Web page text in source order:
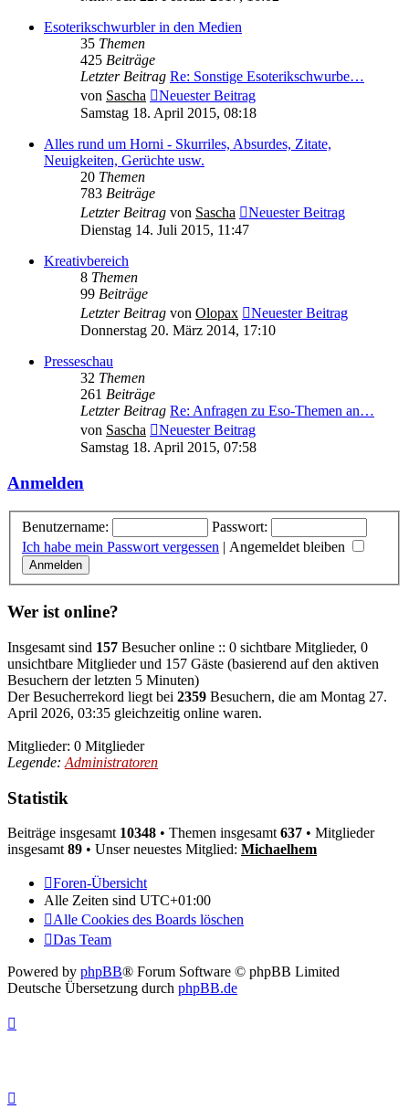
Esoterikschwurbler in den Medien
35 Themen
425 Beiträge
Letzter Beitrag Re: Sonstige Esoterikschwurbe…
von Sascha
Neuester Beitrag
Samstag 18. April 2015, 08:18
Alles rund um Horni - Skurriles, Absurdes, Zitate,
Neuigkeiten, Gerüchte usw.
20 Themen
783 Beiträge
Letzter Beitrag von Sascha
Neuester Beitrag
Dienstag 14. Juli 2015, 11:47
Kreativbereich
8 Themen
99 Beiträge
Letzter Beitrag von Olopax
Neuester Beitrag
Donnerstag 20. März 2014, 17:10
Presseschau
32 Themen
261 Beiträge
Letzter Beitrag Re: Anfragen zu Eso-Themen an…
von Sascha
Neuester Beitrag
Samstag 18. April 2015, 07:58
Anmelden
Benutzername:
Passwort:
Ich habe mein Passwort vergessen | Angemeldet bleiben
Wer ist online?
Insgesamt sind 157 Besucher online :: 0 sichtbare Mitglieder, 0
unsichtbare Mitglieder und 157 Gäste (basierend auf den aktiven
Besuchern der letzten 5 Minuten)
Der Besucherrekord liegt bei 2359 Besuchern, die am Montag 27.
April 2026, 03:35 gleichzeitig online waren.
Mitglieder: 0 Mitglieder
Legende: Administratoren
Statistik
Beiträge insgesamt 10348 • Themen insgesamt 637 • Mitglieder
insgesamt 89 • Unser neuestes Mitglied: Michaelhem
Foren-Übersicht
Alle Zeiten sind UTC+01:00
Alle Cookies des Boards löschen
Das Team
Powered by phpBB® Forum Software © phpBB Limited
Deutsche Übersetzung durch phpBB.de